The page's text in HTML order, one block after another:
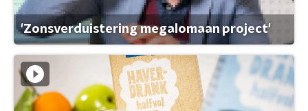
'Zonsverduistering megalomaan project'